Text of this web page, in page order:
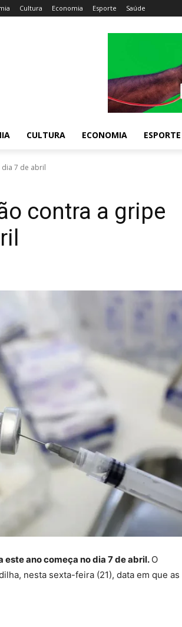
Cultura Economia Esporte Saúde
CULTURA ECONOMIA ESPORTE
7 de abril
contra a gripe
ano começa no dia 7 de abril. O
nesta sexta-feira (21), data em que as